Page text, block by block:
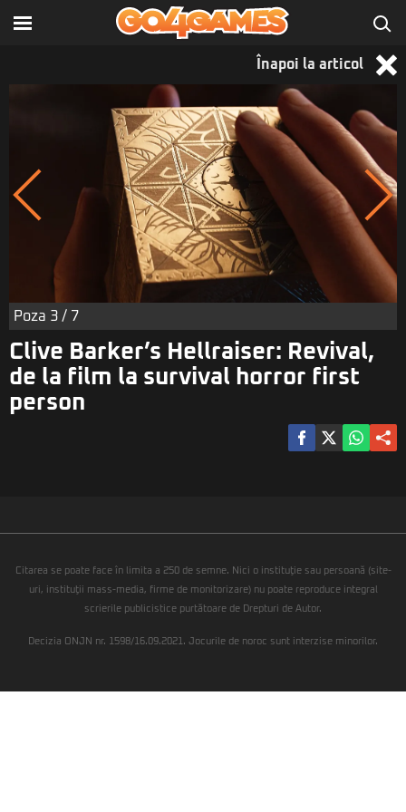
Înapoi la articol
Poza 3 / 7
Clive Barker’s Hellraiser: Revival,
de la film la survival horror first
person
Citarea se poate face în limita a 250 de semne. Nici o instituţie sau persoană (site-
uri, instituţii mass-media, firme de monitorizare) nu poate reproduce integral
scrierile publicistice purtătoare de Drepturi de Autor.
Decizia ONJN nr. 1598/16.09.2021. Jocurile de noroc sunt interzise minorilor.